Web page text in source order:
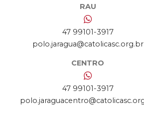
RAU
47 99101-3917
polo.jaragua@catolicasc.org.br
CENTRO
47 99101-3917